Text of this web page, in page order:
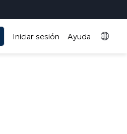
Iniciar sesión Ayuda